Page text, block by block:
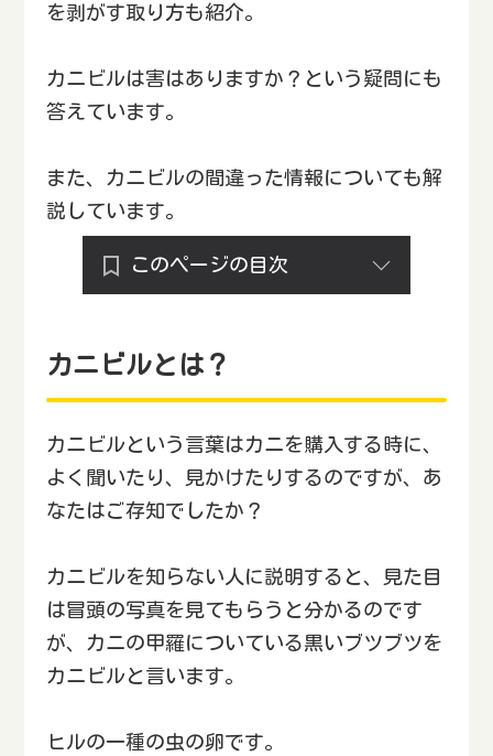
を剥がす取り方も紹介。
カニビルは害はありますか？という疑問にも
答えています。
また、カニビルの間違った情報についても解
説しています。
このページの目次
カニビルとは？
カニビルという言葉はカニを購入する時に、
よく聞いたり、見かけたりするのですが、あ
なたはご存知でしたか？
カニビルを知らない人に説明すると、見た目
は冒頭の写真を見てもらうと分かるのです
が、カニの甲羅についている黒いブツブツを
カニビルと言います。
ヒルの一種の虫の卵です。